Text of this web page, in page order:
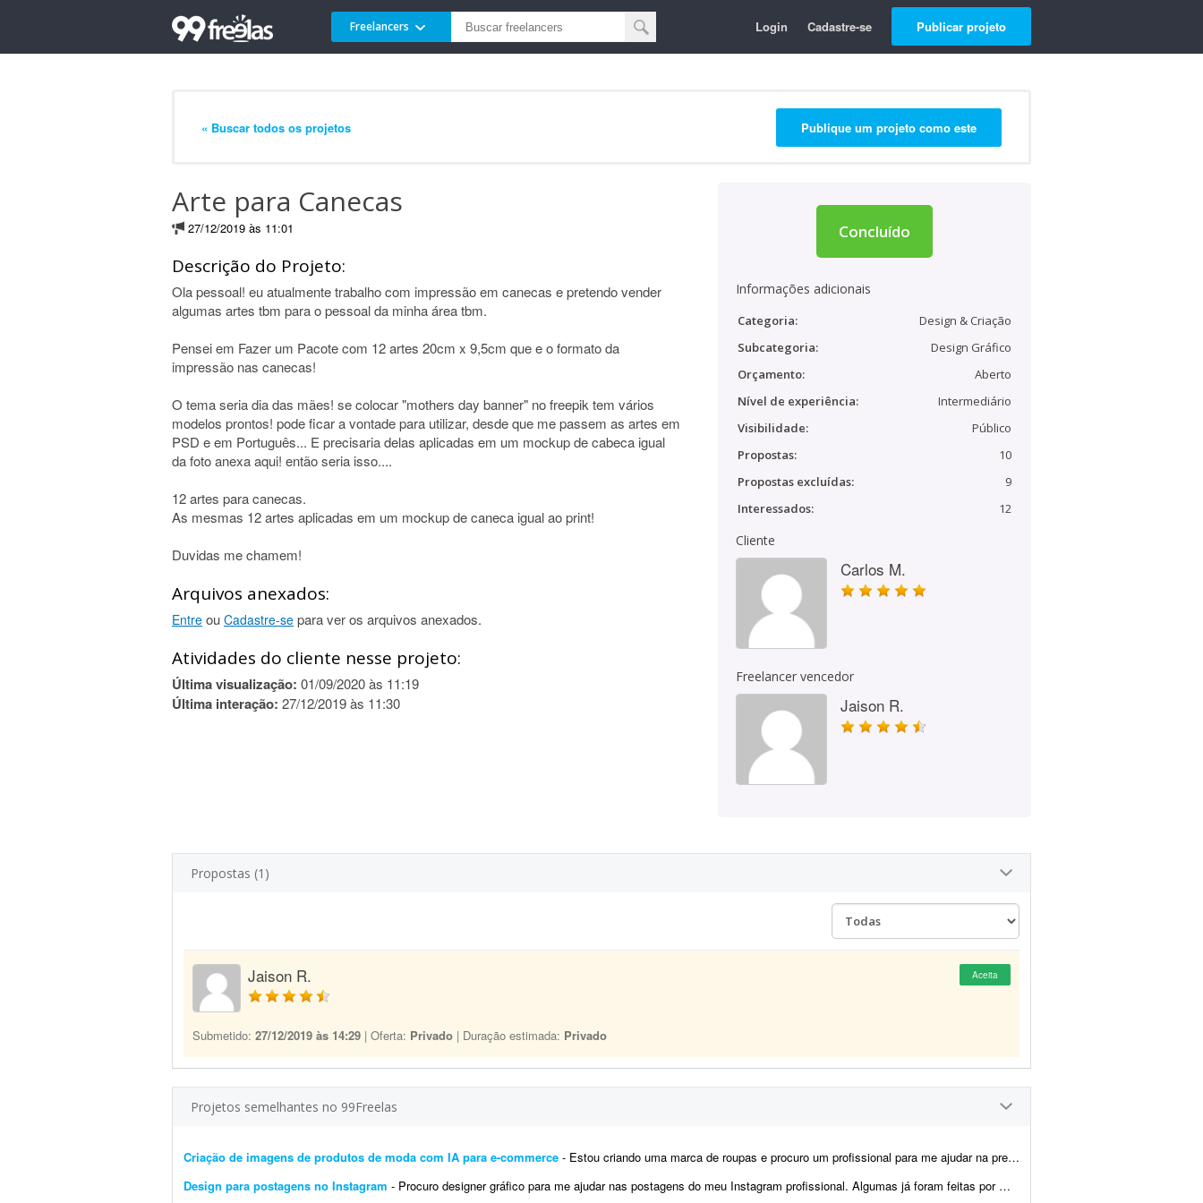
Freelancers Login Cadastre-se Publicar projeto
« Buscar todos os projetos Publique um projeto como este
Arte para Canecas
27/12/2019 às 11:01
Descrição do Projeto:
Ola pessoal! eu atualmente trabalho com impressão em canecas e pretendo vender
algumas artes tbm para o pessoal da minha área tbm.
Pensei em Fazer um Pacote com 12 artes 20cm x 9,5cm que e o formato da
impressão nas canecas!
O tema seria dia das mães! se colocar "mothers day banner" no freepik tem vários
modelos prontos! pode ficar a vontade para utilizar, desde que me passem as artes em
PSD e em Português... E precisaria delas aplicadas em um mockup de cabeca igual
da foto anexa aqui! então seria isso....
12 artes para canecas.
As mesmas 12 artes aplicadas em um mockup de caneca igual ao print!
Duvidas me chamem!
Arquivos anexados:
Entre ou Cadastre-se para ver os arquivos anexados.
Atividades do cliente nesse projeto:
Última visualização: 01/09/2020 às 11:19
Última interação: 27/12/2019 às 11:30
Concluído
Informações adicionais
Categoria:
Design & Criação
Subcategoria:
Design Gráfico
Orçamento:
Aberto
Nível de experiência:
Intermediário
Visibilidade:
Público
Propostas:
10
Propostas excluídas:
9
Interessados:
12
Cliente
Carlos M.
Freelancer vencedor
Jaison R.
Propostas (1)
Jaison R. Aceita
Submetido: 27/12/2019 às 14:29 | Oferta: Privado | Duração estimada: Privado
Projetos semelhantes no 99Freelas
Criação de imagens de produtos de moda com IA para e-commerce - Estou criando uma marca de roupas e procuro um profissional para me ajudar na preparação das artes, montagem dos produtos e criação das imagens para e-commerce e an&uacu...
Design para postagens no Instagram - Procuro designer gráfico para me ajudar nas postagens do meu Instagram profissional. Algumas já foram feitas por mim, mas precisam ser melhoradas. Algumas pretendo manter como est&ati...